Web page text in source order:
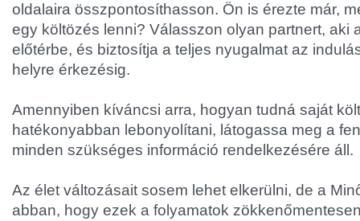
oldalaira összpontosíthasson. Ön is érezte már,
egy költözés lenni? Válasszon olyan partnert, aki
előtérbe, és biztosítja a teljes nyugalmat az
helyre érkezésig.
Amennyiben kíváncsi arra, hogyan tudná saját
hatékonyabban lebonyolítani, látogassa meg a
minden szükséges információ rendelkezésére áll.
Az élet változásait sosem lehet elkerülni, de a
abban, hogy ezek a folyamatok